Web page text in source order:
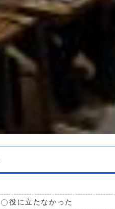
役に立たなかった